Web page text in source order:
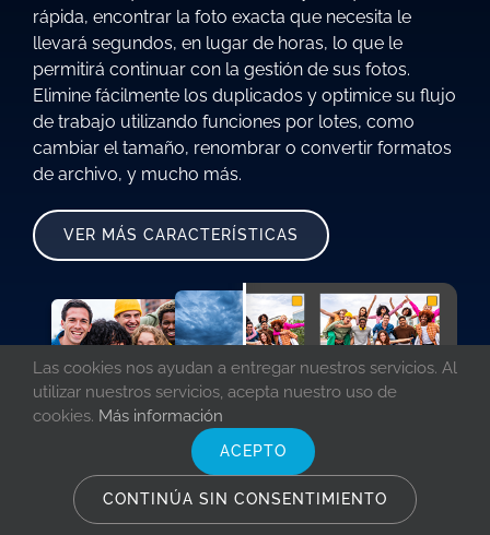
rápida, encontrar la foto exacta que necesita le
llevará segundos, en lugar de horas, lo que le
permitirá continuar con la gestión de sus fotos.
Elimine fácilmente los duplicados y optimice su flujo
de trabajo utilizando funciones por lotes, como
cambiar el tamaño, renombrar o convertir formatos
de archivo, y mucho más.
VER MÁS CARACTERÍSTICAS
Las cookies nos ayudan a entregar nuestros servicios. Al
utilizar nuestros servicios, acepta nuestro uso de
cookies. Más información
ACEPTO
CONTINÚA SIN CONSENTIMIENTO